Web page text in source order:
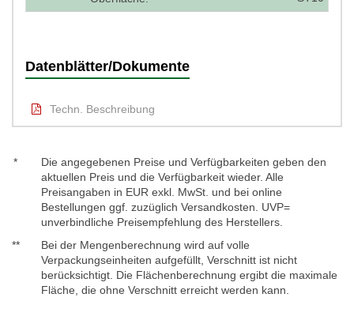
Datenblätter/Dokumente
Techn. Beschreibung
*
Die angegebenen Preise und Verfügbarkeiten geben den
aktuellen Preis und die Verfügbarkeit wieder. Alle
Preisangaben in EUR exkl. MwSt. und bei online
Bestellungen ggf. zuzüglich Versandkosten. UVP=
unverbindliche Preisempfehlung des Herstellers.
**
Bei der Mengenberechnung wird auf volle
Verpackungseinheiten aufgefüllt, Verschnitt ist nicht
berücksichtigt. Die Flächenberechnung ergibt die maximale
Fläche, die ohne Verschnitt erreicht werden kann.